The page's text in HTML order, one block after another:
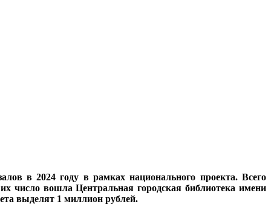
в 2024 году в рамках национального проекта. Всего
число вошла Центральная городская библиотека имени
выделят 1 миллион рублей.